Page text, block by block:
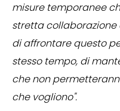
misure temporanee
stretta collaborazione
di affrontare questo
stesso tempo, di
che non
che vogliono".